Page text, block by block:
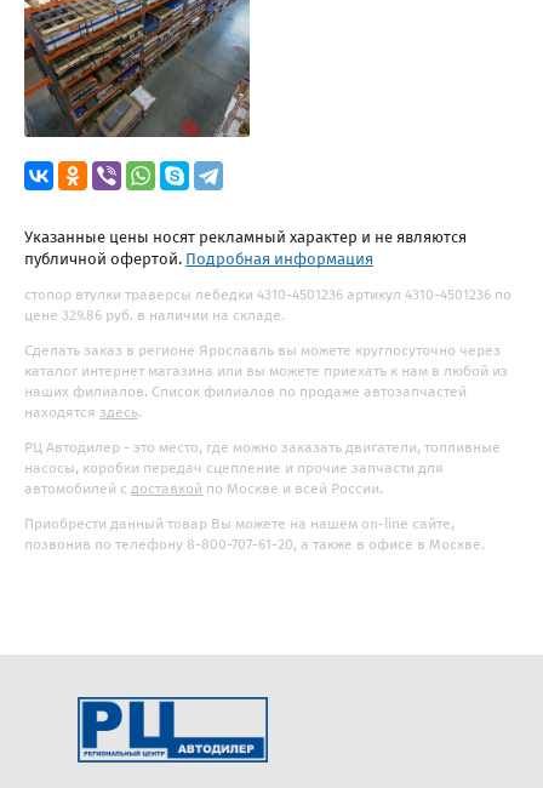
Указанные цены носят рекламный характер и не являются
публичной офертой. Подробная информация
стопор втулки траверсы лебедки 4310-4501236 артикул 4310-4501236 по
цене 329.86 руб. в наличии на складе.
Сделать заказ в регионе Ярославль вы можете круглосуточно через
каталог интернет магазина или вы можете приехать к нам в любой из
наших филиалов. Список филиалов по продаже автозапчастей
находятся здесь.
РЦ Автодилер - это место, где можно заказать двигатели, топливные
насосы, коробки передач сцепление и прочие запчасти для
автомобилей с доставкой по Москве и всей России.
Приобрести данный товар Вы можете на нашем on-line сайте,
позвонив по телефону 8-800-707-61-20, а также в офисе в Москве.